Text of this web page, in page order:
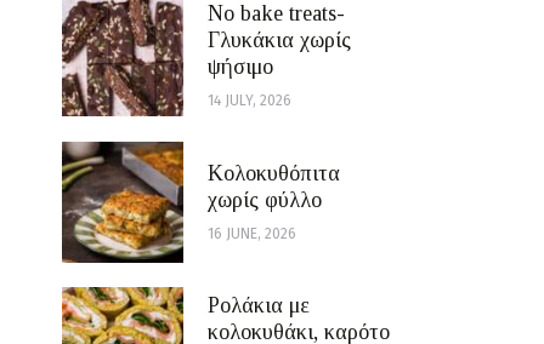
No bake treats-
Γλυκάκια χωρίς
ψήσιμο
14 JULY, 2026
Κολοκυθόπιτα
χωρίς φύλλο
16 JUNE, 2026
Ρολάκια με
κολοκυθάκι, καρότο